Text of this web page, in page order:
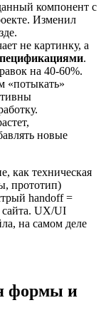
компонент с
Изменил
не картинку, а
.
на 40-60%.
«потыкать»
новые
как техническая
прототип)
handoff =
сайта. UX/UI
на самом деле
формы и